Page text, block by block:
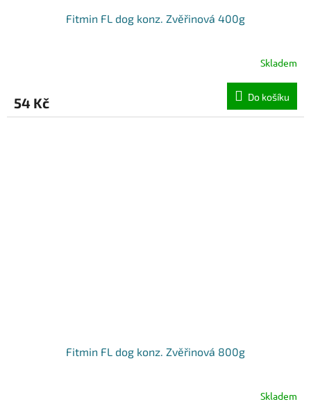
Fitmin FL dog konz. Zvěřinová 400g
Skladem
54 Kč Do košíku
Fitmin FL dog konz. Zvěřinová 800g
Skladem